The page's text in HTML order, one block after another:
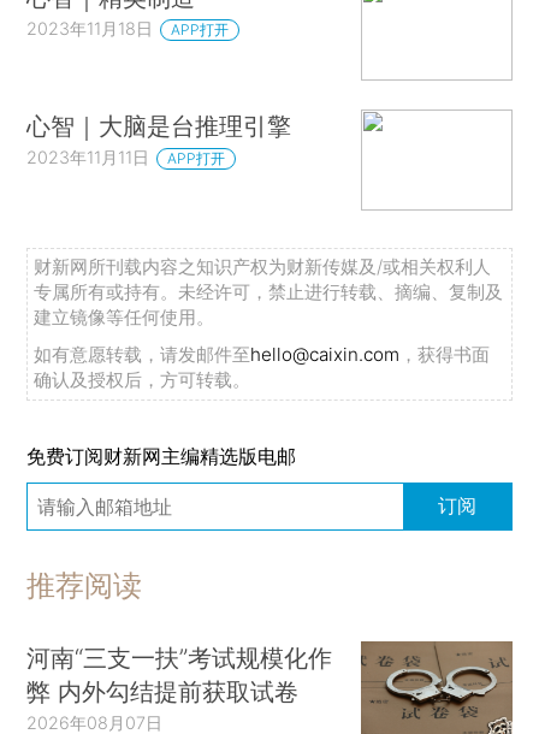
2023年11月18日 APP打开
心智｜大脑是台推理引擎
2023年11月11日 APP打开
财新网所刊载内容之知识产权为财新传媒及/或相关权利人
专属所有或持有。未经许可，禁止进行转载、摘编、复制及
建立镜像等任何使用。
如有意愿转载，请发邮件至hello@caixin.com ，获得书面
确认及授权后，方可转载。
免费订阅财新网主编精选版电邮
订阅
推荐阅读
河南“三支一扶”考试规模化作
弊 内外勾结提前获取试卷
2026年08月07日